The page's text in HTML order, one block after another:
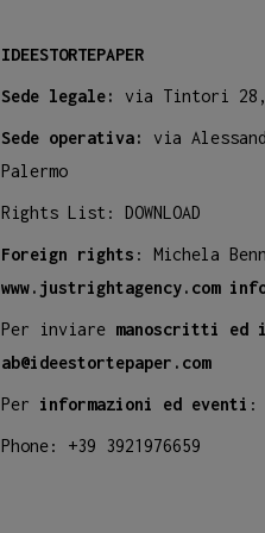
IDEESTORTEPAPER
Sede legale: via Tintori 28,
Sede operativa:
via
Palermo
Rights List: DOWNLOAD
Foreign rights : Michela
www.justrightagency.com
Per inviare manoscritti
ab@ideestortepaper.com
Per informazioni ed eventi :
Phone: +39 3921976659